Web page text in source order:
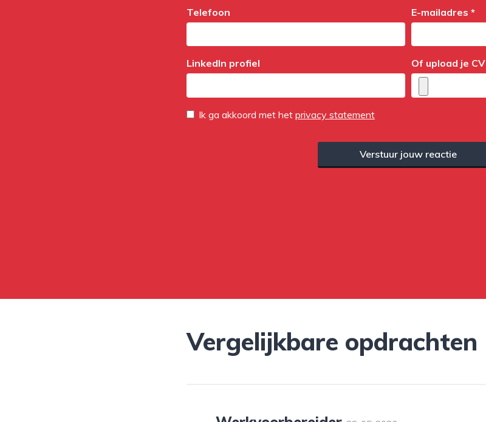
Telefoon E-mailadres *
LinkedIn profiel Of upload je CV
Ik ga akkoord met het privacy statement
Verstuur jouw reactie
Vergelijkbare opdrachten